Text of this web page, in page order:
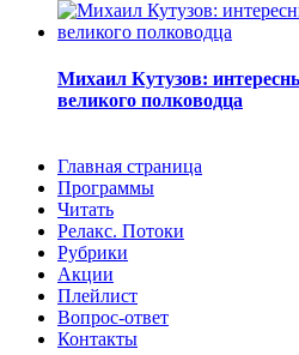
Михаил Кутузов:
великого полководца
Главная страница
Программы
Читать
Релакс. Потоки
Рубрики
Акции
Плейлист
Вопрос-ответ
Контакты